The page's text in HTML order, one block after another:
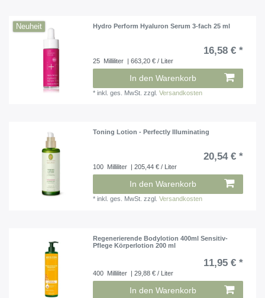
Neuheit Hydro Perform Hyaluron Serum 3-fach 25 ml
16,58 € *
25 Milliliter | 663,20 € / Liter
In den Warenkorb
*inkl. ges. MwSt. zzgl.Versandkosten
Toning Lotion - Perfectly Illuminating
20,54 € *
100 Milliliter | 205,44 € / Liter
In den Warenkorb
*inkl. ges. MwSt. zzgl.Versandkosten
Regenerierende Bodylotion 400ml Sensitiv-
Pflege Körperlotion 200 ml
11,95 € *
400 Milliliter | 29,88 € / Liter
In den Warenkorb